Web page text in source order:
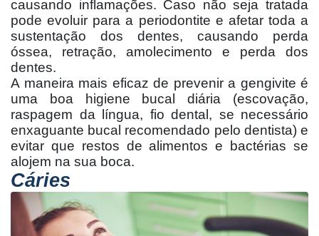
causando inflamações. Caso não seja tratada
pode evoluir para a periodontite e afetar toda a
sustentação dos dentes, causando perda
óssea, retração, amolecimento e perda dos
dentes.
A maneira mais eficaz de prevenir a gengivite é
uma boa higiene bucal diária (escovação,
raspagem da língua, fio dental, se necessário
enxaguante bucal recomendado pelo dentista) e
evitar que restos de alimentos e bactérias se
alojem na sua boca.
Cáries